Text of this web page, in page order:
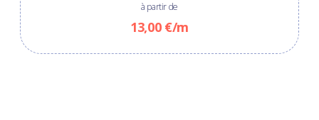
à partir de
13,00 €/m